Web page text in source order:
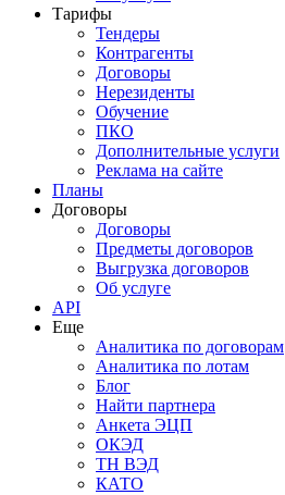
Тарифы
Тендеры
Контрагенты
Договоры
Нерезиденты
Обучение
ПКО
Дополнительные услуги
Реклама на сайте
Планы
Договоры
Договоры
Предметы договоров
Выгрузка договоров
Об услуге
API
Еще
Аналитика по договорам
Аналитика по лотам
Блог
Найти партнера
Анкета ЭЦП
ОКЭД
ТН ВЭД
КАТО